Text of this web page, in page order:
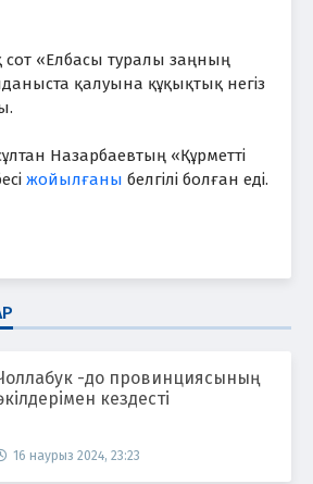
сот «Елбасы туралы заңның
қалуына құқықтық негіз
Назарбаевтың «Құрметті
жойылғаны белгілі болған еді.
-до провинциясының
кездесті
16 наурыз 2024, 23:23